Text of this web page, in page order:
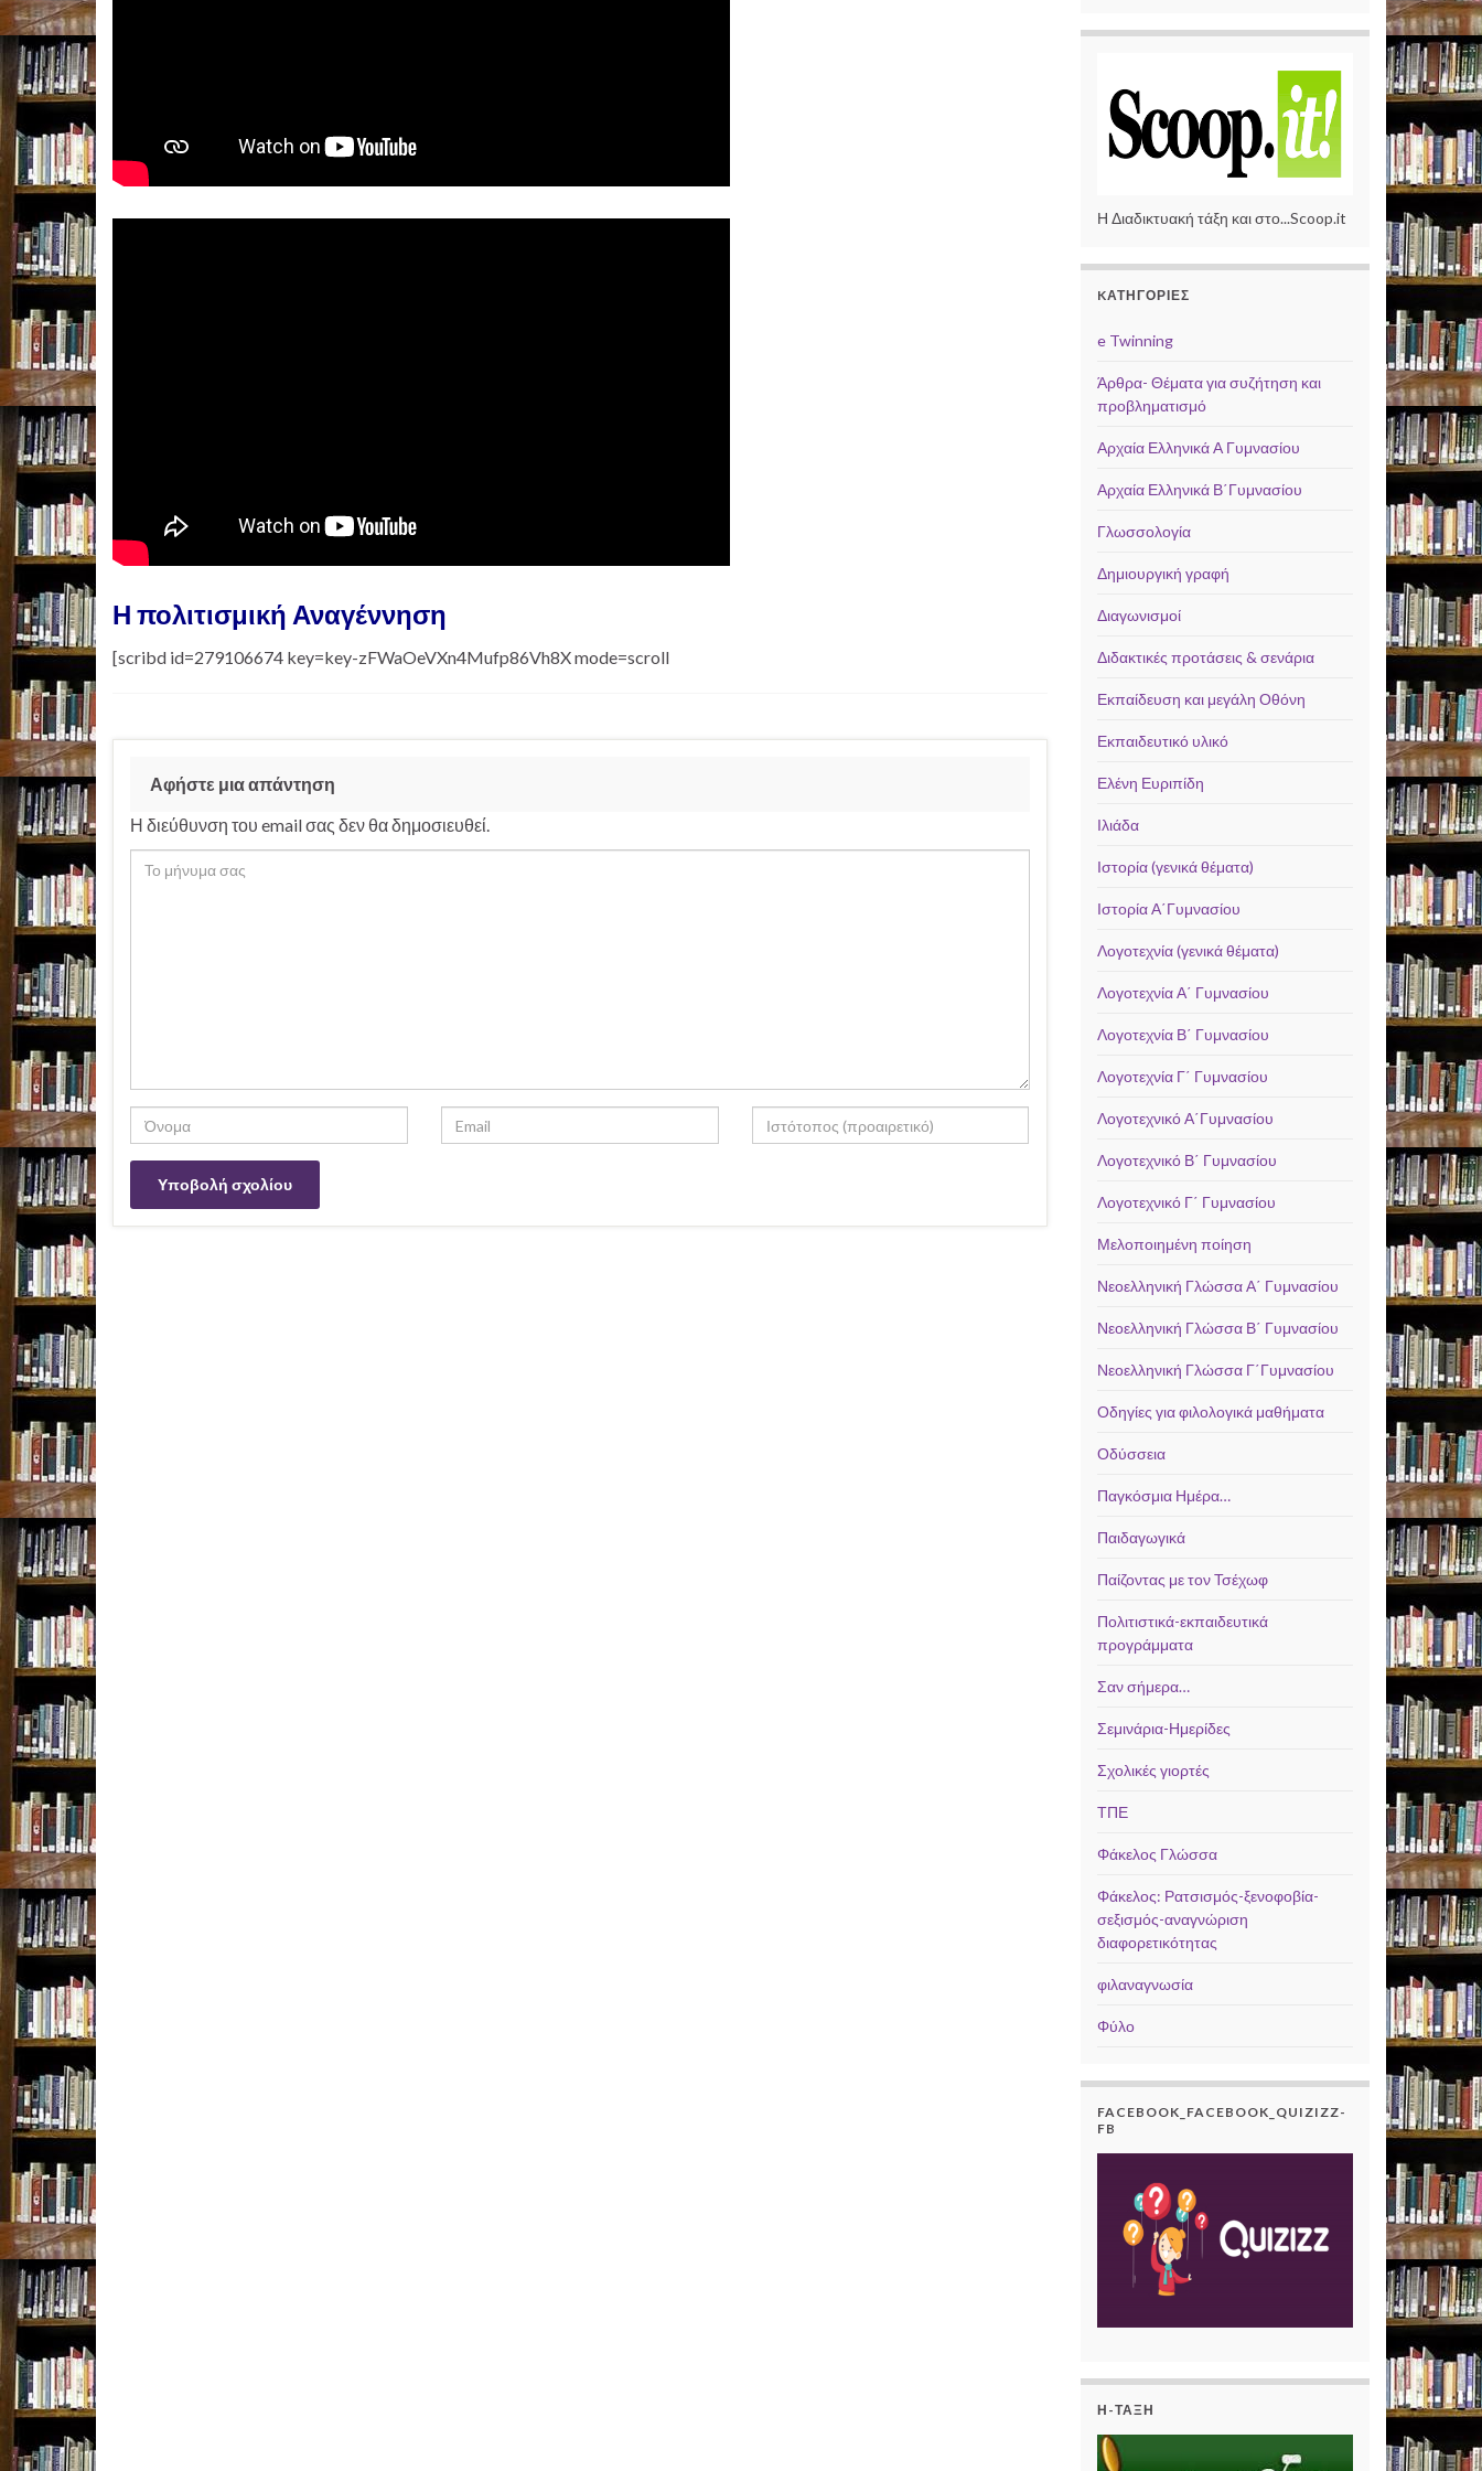
Η πολιτισμική Αναγέννηση
[scribd id=279106674 key=key-zFWaOeVXn4Mufp86Vh8X mode=scroll
Αφήστε μια απάντηση
Η διεύθυνση του email σας δεν θα δημοσιευθεί.
Η Διαδικτυακή τάξη και στο...Scoop.it
KΑΤΗΓΟΡΊΕΣ
e Twinning
Άρθρα- Θέματα για συζήτηση και
προβληματισμό
Αρχαία Ελληνικά Α Γυμνασίου
Αρχαία Ελληνικά Β΄Γυμνασίου
Γλωσσολογία
Δημιουργική γραφή
Διαγωνισμοί
Διδακτικές προτάσεις & σενάρια
Εκπαίδευση και μεγάλη Οθόνη
Εκπαιδευτικό υλικό
Ελένη Ευριπίδη
Ιλιάδα
Ιστορία (γενικά θέματα)
Ιστορία Α΄Γυμνασίου
Λογοτεχνία (γενικά θέματα)
Λογοτεχνία Α΄ Γυμνασίου
Λογοτεχνία Β΄ Γυμνασίου
Λογοτεχνία Γ΄ Γυμνασίου
Λογοτεχνικό Α΄Γυμνασίου
Λογοτεχνικό Β΄ Γυμνασίου
Λογοτεχνικό Γ΄ Γυμνασίου
Μελοποιημένη ποίηση
Νεοελληνική Γλώσσα Α΄ Γυμνασίου
Νεοελληνική Γλώσσα Β΄ Γυμνασίου
Νεοελληνική Γλώσσα Γ΄Γυμνασίου
Οδηγίες για φιλολογικά μαθήματα
Οδύσσεια
Παγκόσμια Ημέρα…
Παιδαγωγικά
Παίζοντας με τον Τσέχωφ
Πολιτιστικά-εκπαιδευτικά
προγράμματα
Σαν σήμερα…
Σεμινάρια-Ημερίδες
Σχολικές γιορτές
ΤΠΕ
Φάκελος Γλώσσα
Φάκελος: Ρατσισμός-ξενοφοβία-
σεξισμός-αναγνώριση
διαφορετικότητας
φιλαναγνωσία
Φύλο
FACEBOOK_FACEBOOK_QUIZIZZ-
FB
Η-ΤΆΞΗ